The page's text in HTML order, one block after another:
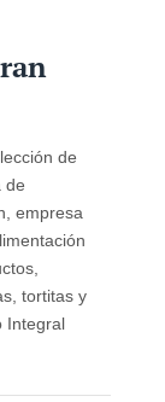
de
de
empresa
tortitas y
Integral